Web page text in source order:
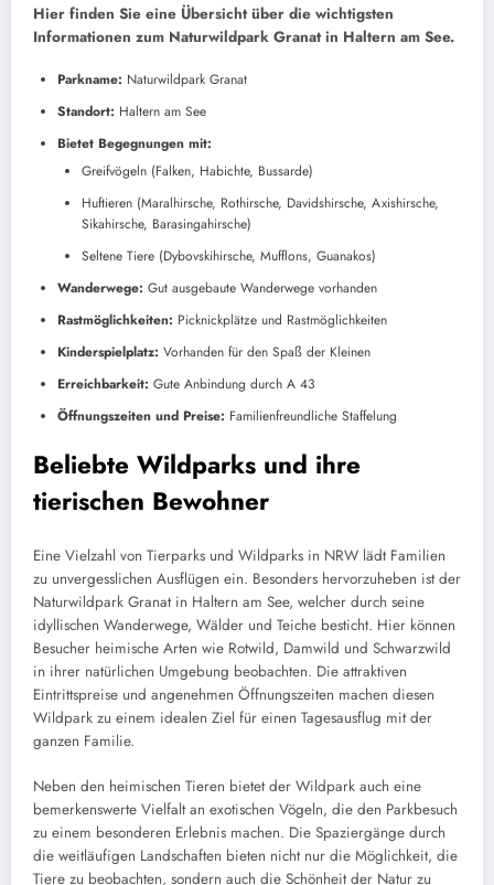
Hier finden Sie eine Übersicht über die wichtigsten
Informationen zum Naturwildpark Granat in Haltern am See.
Parkname: Naturwildpark Granat
Standort: Haltern am See
Bietet Begegnungen mit:
Greifvögeln (Falken, Habichte, Bussarde)
Huftieren (Maralhirsche, Rothirsche, Davidshirsche, Axishirsche,
Sikahirsche, Barasingahirsche)
Seltene Tiere (Dybovskihirsche, Mufflons, Guanakos)
Wanderwege: Gut ausgebaute Wanderwege vorhanden
Rastmöglichkeiten: Picknickplätze und Rastmöglichkeiten
Kinderspielplatz: Vorhanden für den Spaß der Kleinen
Erreichbarkeit: Gute Anbindung durch A 43
Öffnungszeiten und Preise: Familienfreundliche Staffelung
Beliebte Wildparks und ihre
tierischen Bewohner
Eine Vielzahl von Tierparks und Wildparks in NRW lädt Familien
zu unvergesslichen Ausflügen ein. Besonders hervorzuheben ist der
Naturwildpark Granat in Haltern am See, welcher durch seine
idyllischen Wanderwege, Wälder und Teiche besticht. Hier können
Besucher heimische Arten wie Rotwild, Damwild und Schwarzwild
in ihrer natürlichen Umgebung beobachten. Die attraktiven
Eintrittspreise und angenehmen Öffnungszeiten machen diesen
Wildpark zu einem idealen Ziel für einen Tagesausflug mit der
ganzen Familie.
Neben den heimischen Tieren bietet der Wildpark auch eine
bemerkenswerte Vielfalt an exotischen Vögeln, die den Parkbesuch
zu einem besonderen Erlebnis machen. Die Spaziergänge durch
die weitläufigen Landschaften bieten nicht nur die Möglichkeit, die
Tiere zu beobachten, sondern auch die Schönheit der Natur zu